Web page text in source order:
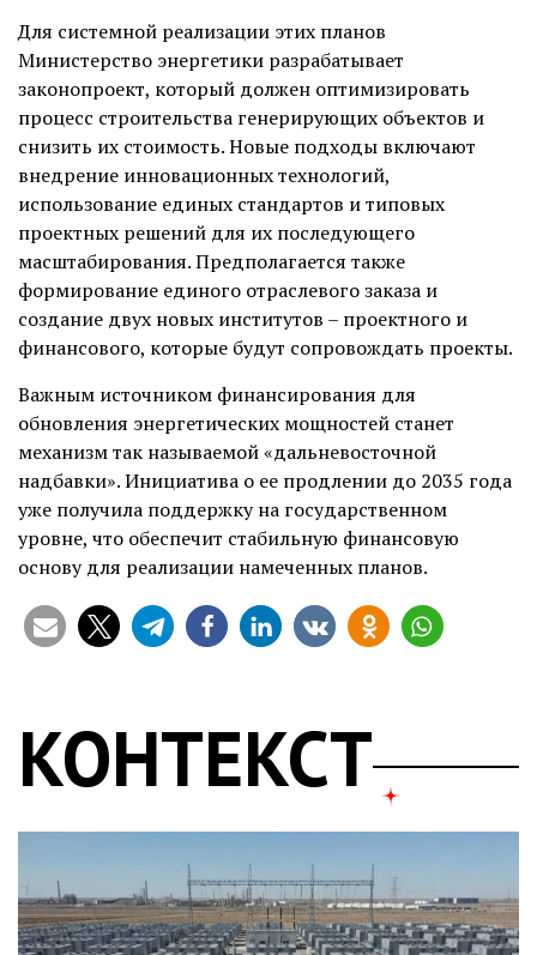
Для системной реализации этих планов
Министерство энергетики разрабатывает
законопроект, который должен оптимизировать
процесс строительства генерирующих объектов и
снизить их стоимость. Новые подходы включают
внедрение инновационных технологий,
использование единых стандартов и типовых
проектных решений для их последующего
масштабирования. Предполагается также
формирование единого отраслевого заказа и
создание двух новых институтов – проектного и
финансового, которые будут сопровождать проекты.
Важным источником финансирования для
обновления энергетических мощностей станет
механизм так называемой «дальневосточной
надбавки». Инициатива о ее продлении до 2035 года
уже получила поддержку на государственном
уровне, что обеспечит стабильную финансовую
основу для реализации намеченных планов.
КОНТЕКСТ